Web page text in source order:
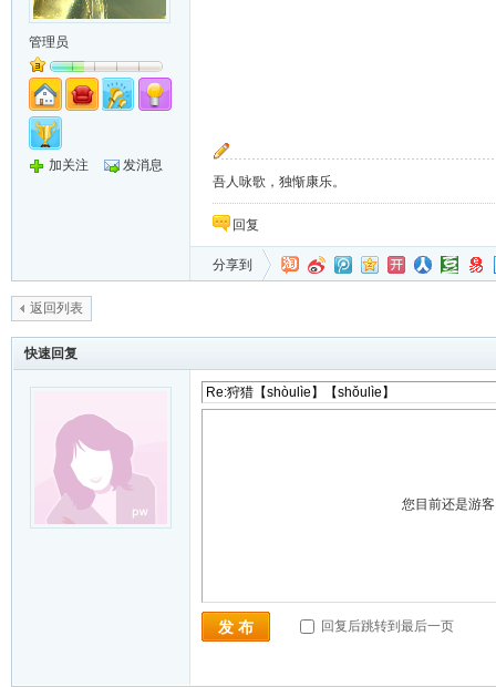
管理员
加关注 发消息
吾人咏歌，独惭康乐。
回复
分享到
返回列表
快速回复
您目前还是游
发 布 回复后跳转到最后一页